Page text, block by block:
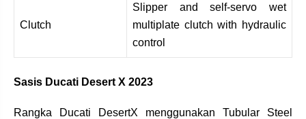
Clutch
Slipper and self-servo wet
multiplate clutch with hydraulic
control
Sasis Ducati Desert X 2023
Rangka Ducati DesertX menggunakan Tubular Steel